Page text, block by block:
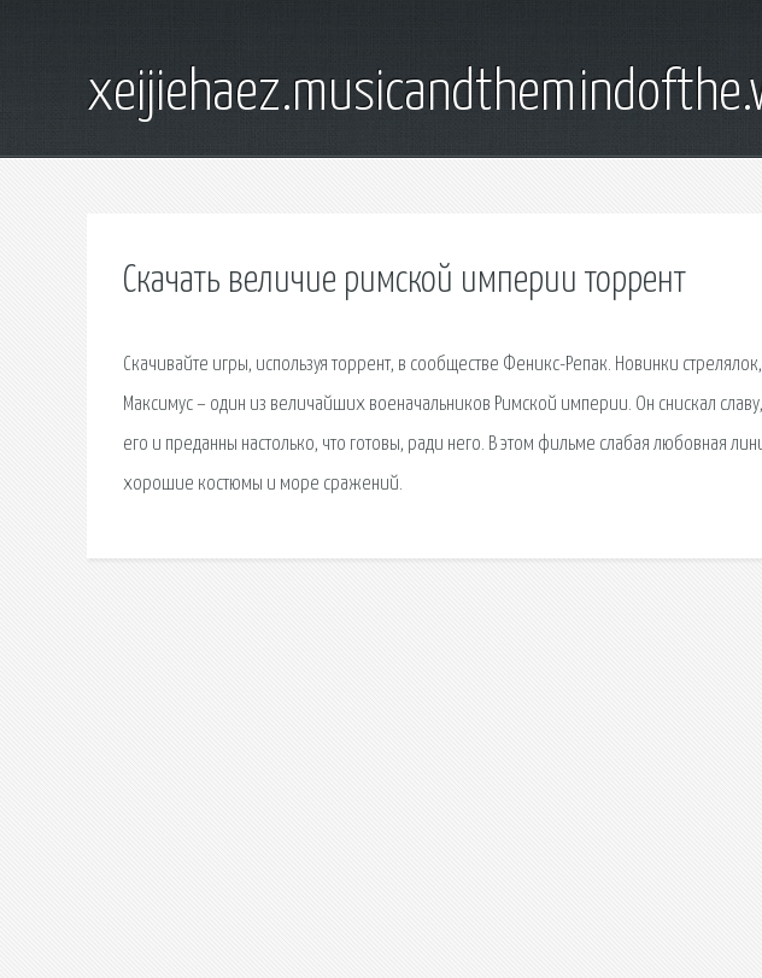
Скачать величие римской империи торрент
Скачивайте игры, используя торрент, в сообществе Феникс-Репак. Новинки
Максимус – один из величайших военачальников Римской империи. Он снискал
его и преданны настолько, что готовы, ради него. В этом фильме слабая любовная
хорошие костюмы и море сражений.